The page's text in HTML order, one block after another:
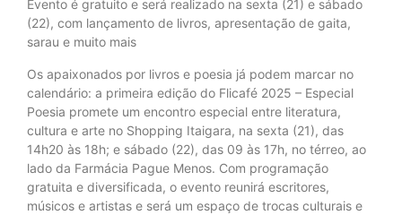
Evento é gratuito e será realizado na sexta (21) e sábado
(22), com lançamento de livros, apresentação de gaita,
sarau e muito mais
Os apaixonados por livros e poesia já podem marcar no
calendário: a primeira edição do Flicafé 2025 – Especial
Poesia promete um encontro especial entre literatura,
cultura e arte no Shopping Itaigara, na sexta (21), das
14h20 às 18h; e sábado (22), das 09 às 17h, no térreo, ao
lado da Farmácia Pague Menos. Com programação
gratuita e diversificada, o evento reunirá escritores,
músicos e artistas e será um espaço de trocas culturais e